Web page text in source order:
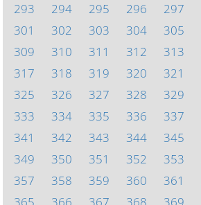
293
294 295 296 297
301
302 303 304 305
309
310 311 312 313
317
318 319 320 321
325
326 327 328 329
333
334 335 336 337
341
342 343 344 345
349
350 351 352 353
357
358 359 360 361